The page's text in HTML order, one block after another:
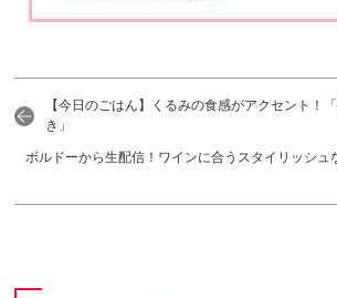
【今日のごはん】くるみの食感がアクセント！
き」
ボルドーから生配信！ワインに合うスタイリッシュ